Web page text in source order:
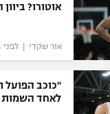
אוטורו?
אור שקדי | לפני 4 חודשים
"כוכב הפועל
לאחד השמות